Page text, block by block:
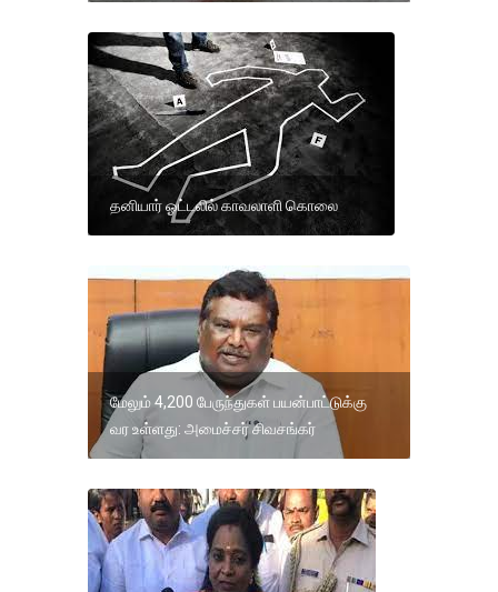
தனியார் ஓட்டலில் காவலாளி கொலை
மேலும் 4,200 பேருந்துகள் பயன்பாட்டுக்கு
வர உள்ளது: அமைச்சர் சிவசங்கர்